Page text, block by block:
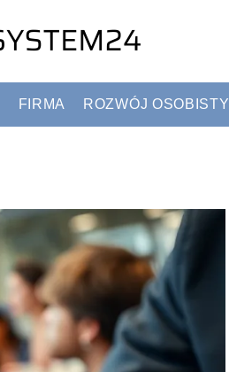
FIRMA ROZWÓJ OSOBISTY